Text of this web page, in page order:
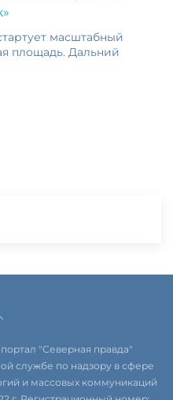
масштабный
площадь. Дальний
"Северная правда"
службе по надзору в сфере
и массовых коммуникаций